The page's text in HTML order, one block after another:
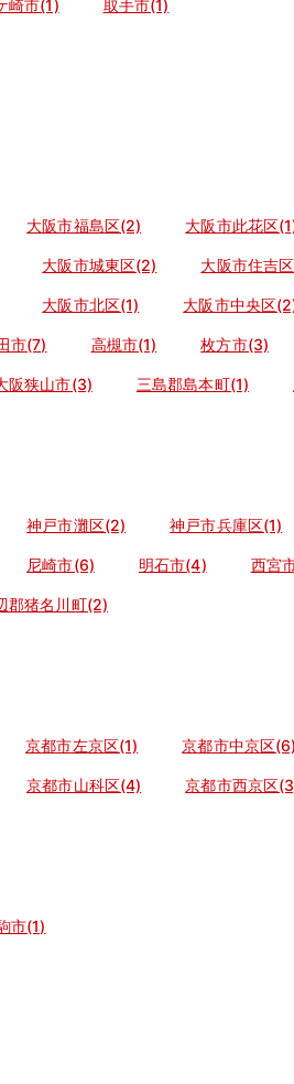
崎市(1) 取手市(1)
大阪市福島区(2) 大阪市此花区
大阪市城東区(2) 大阪市住吉
大阪市北区(1) 大阪市中央区
市(7) 高槻市(1) 枚方市(3)
阪狭山市(3) 三島郡島本町(1)
神戸市灘区(2) 神戸市兵庫区(1)
尼崎市(6) 明石市(4) 西宮
郡猪名川町(2)
京都市左京区(1) 京都市中京区(6)
京都市山科区(4) 京都市西京区
市(1)